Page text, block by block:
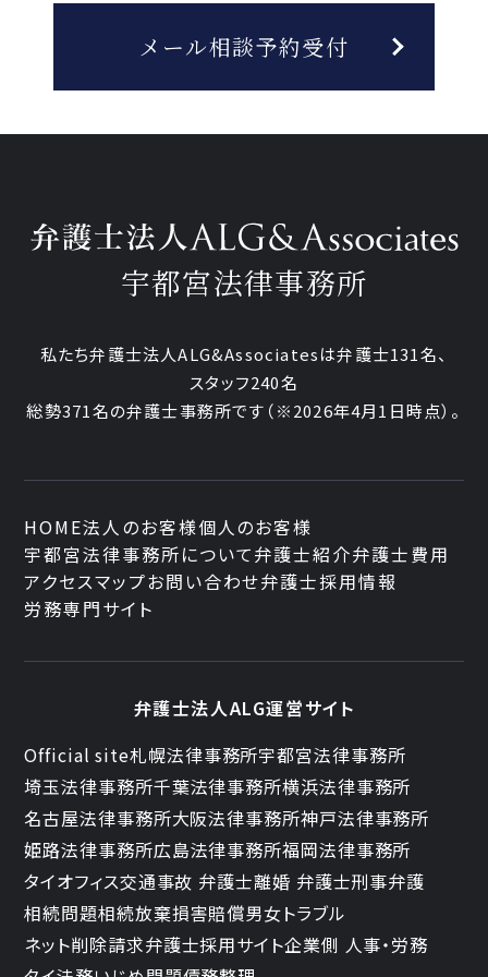
メール相談予約受付
宇都宮法律事務所
私たち弁護士法人ALG&Associatesは弁護士131名、
スタッフ240名
総勢371名の弁護士事務所です （※2026年4月1日時点）。
HOME法人のお客様個人のお客様
宇都宮法律事務所について弁護士紹介弁護士費用
アクセスマップお問い合わせ弁護士採用情報
労務専門サイト
弁護士法人ALG運営サイト
Official site札幌法律事務所宇都宮法律事務所
埼玉法律事務所千葉法律事務所横浜法律事務所
名古屋法律事務所大阪法律事務所神戸法律事務所
姫路法律事務所広島法律事務所福岡法律事務所
タイオフィス交通事故 弁護士離婚 弁護士刑事弁護
相続問題相続放棄損害賠償男女トラブル
ネット削除請求弁護士採用サイト企業側 人事・労務